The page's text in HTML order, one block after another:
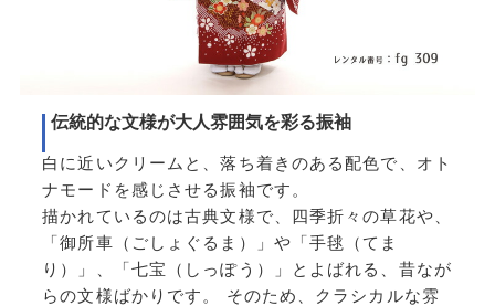
伝統的な文様が大人雰囲気を彩る振袖
白に近いクリームと、落ち着きのある配色で、オト
ナモードを感じさせる振袖です。
描かれているのは古典文様で、四季折々の草花や、
「御所車（ごしょぐるま）」や「手毬（てま
り）」、「七宝（しっぽう）」とよばれる、昔なが
らの文様ばかりです。 そのため、クラシカルな雰